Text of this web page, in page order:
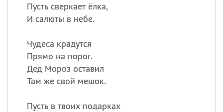
Пусть сверкает ёлка,
И салюты в небе.
Чудеса крадутся
Прямо на порог.
Дед Мороз оставил
Там же свой мешок.
Пусть в твоих подарках